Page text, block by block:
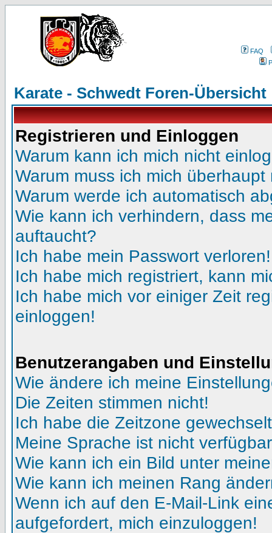
FAQ
Karate - Schwedt Foren-Übersicht
Registrieren und Einloggen
Warum kann ich mich nicht
Warum muss ich mich überhaupt
Warum werde ich automatisch
Wie kann ich verhindern, dass
auftaucht?
Ich habe mein Passwort verloren!
Ich habe mich registriert, kann
Ich habe mich vor einiger Zeit
einloggen!
Benutzerangaben und
Wie ändere ich meine
Die Zeiten stimmen nicht!
Ich habe die Zeitzone
Meine Sprache ist nicht
Wie kann ich ein Bild unter
Wie kann ich meinen Rang
Wenn ich auf den E-Mail-Link
aufgefordert, mich einzuloggen!